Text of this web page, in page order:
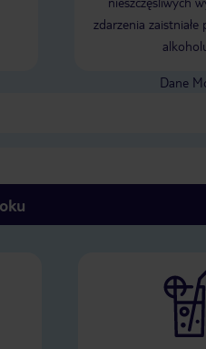
zdarzenia zaistniałe
Dane